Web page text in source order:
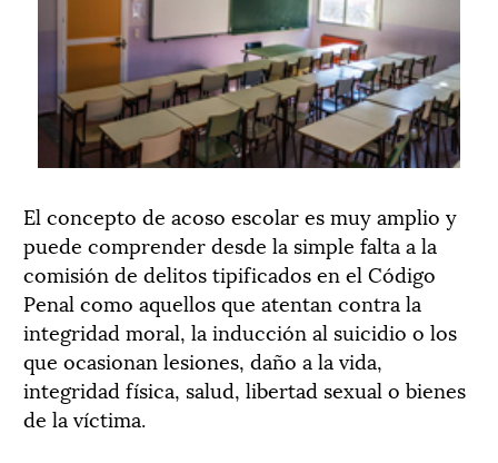
El concepto de acoso escolar es muy amplio y
puede comprender desde la simple falta a la
comisión de delitos tipificados en el Código
Penal como aquellos que atentan contra la
integridad moral, la inducción al suicidio o los
que ocasionan lesiones, daño a la vida,
integridad física, salud, libertad sexual o bienes
de la víctima.